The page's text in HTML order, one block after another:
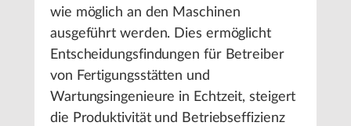
wie möglich an den Maschinen
ausgeführt werden. Dies ermöglicht
Entscheidungsfindungen für Betreiber
von Fertigungsstätten und
Wartungsingenieure in Echtzeit, steigert
die Produktivität und Betriebseffizienz